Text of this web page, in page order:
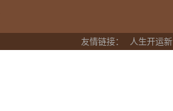
友情链接： 人生开运